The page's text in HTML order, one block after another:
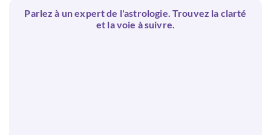
Parlez à un expert de l'astrologie. Trouvez la clarté
et la voie à suivre.